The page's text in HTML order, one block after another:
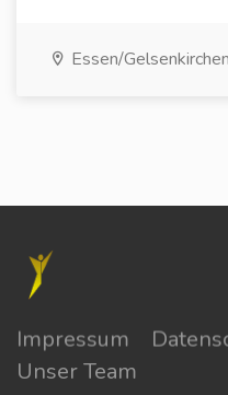
Essen/Gelsenkirchen
Impressum
Unser Team